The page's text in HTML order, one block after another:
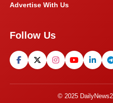
Advertise With Us
Follow Us
© 2025